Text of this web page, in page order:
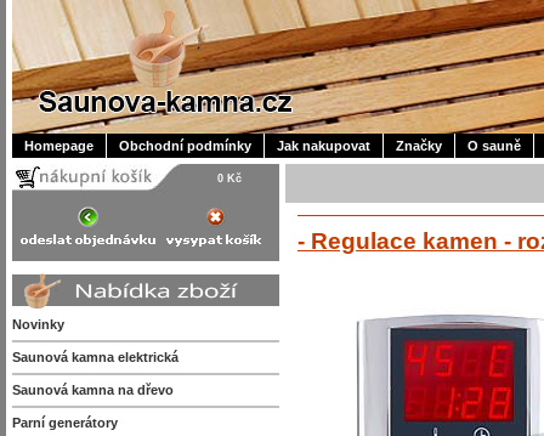
Homepage Obchodní podmínky Jak nakupovat Značky O sauně
0 Kč
Novinky
Saunová kamna elektrická
Saunová kamna na dřevo
Parní generátory
- Regulace kamen -